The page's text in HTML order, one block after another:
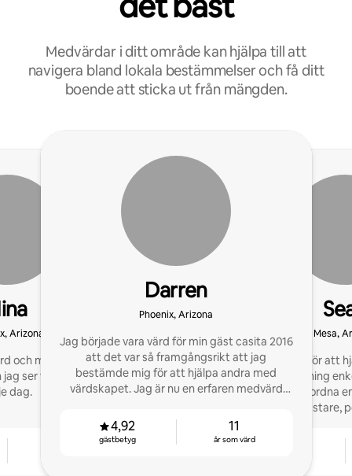
Medvärdar i ditt område kan hjälpa till att
navigera bland lokala bestämmelser och få ditt
boende att sticka ut från mängden.
Arizona
och medvärd. Jag har
jag ser fram emot det
dag.
Darren
Phoenix, Arizona
Jag började vara värd för min gäst casita 2016
att det var så framgångsrikt att jag
bestämde mig för att hjälpa andra med
värdskapet. Jag är nu en erfaren medvärd
4,92
gästbetyg
11
år som värd
Mesa,
Jag finns här för att
Airbnb-uthyrning enkel. Jag
hjälpa till att ordna
trädgårdsmästare,